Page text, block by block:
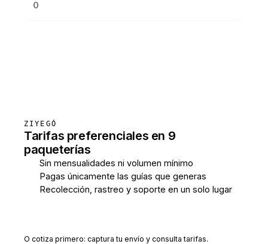
ZIYEGÓ
Tarifas preferenciales en 9
paqueterías
Sin mensualidades ni volumen mínimo
Pagas únicamente las guías que generas
Recolección, rastreo y soporte en un solo lugar
O cotiza primero: captura tu envío y consulta tarifas.